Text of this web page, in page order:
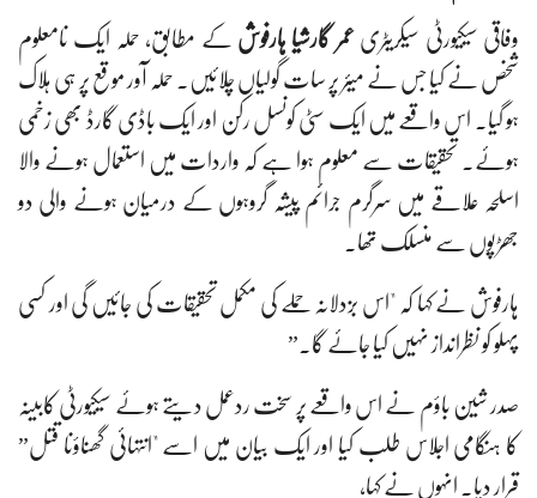
وفاقی سیکیورٹی سیکریٹری عمر گارشیا ہارفوش کے مطابق، حملہ ایک نامعلوم
شخص نے کیا جس نے میئر پر سات گولیاں چلائیں۔ حملہ آور موقع پر ہی ہلاک
ہو گیا۔ اس واقعے میں ایک سٹی کونسل رکن اور ایک باڈی گارڈ بھی زخمی
ہوئے۔ تحقیقات سے معلوم ہوا ہے کہ واردات میں استعمال ہونے والا
اسلحہ علاقے میں سرگرم جرائم پیشہ گروہوں کے درمیان ہونے والی دو
جھڑپوں سے منسلک تھا۔
ہارفوش نے کہا کہ "اس بزدلانہ حملے کی مکمل تحقیقات کی جائیں گی اور کسی
پہلو کو نظرانداز نہیں کیا جائے گا۔”
صدر شین باؤم نے اس واقعے پر سخت ردعمل دیتے ہوئے سیکیورٹی کابینہ
کا ہنگامی اجلاس طلب کیا اور ایک بیان میں اسے "انتہائی گھناؤنا قتل”
قرار دیا۔ انہوں نے کہا،